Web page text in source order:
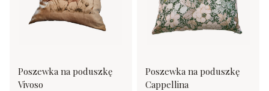
Poszewka na poduszkę
Vivoso
Poszewka na poduszkę
Cappellina